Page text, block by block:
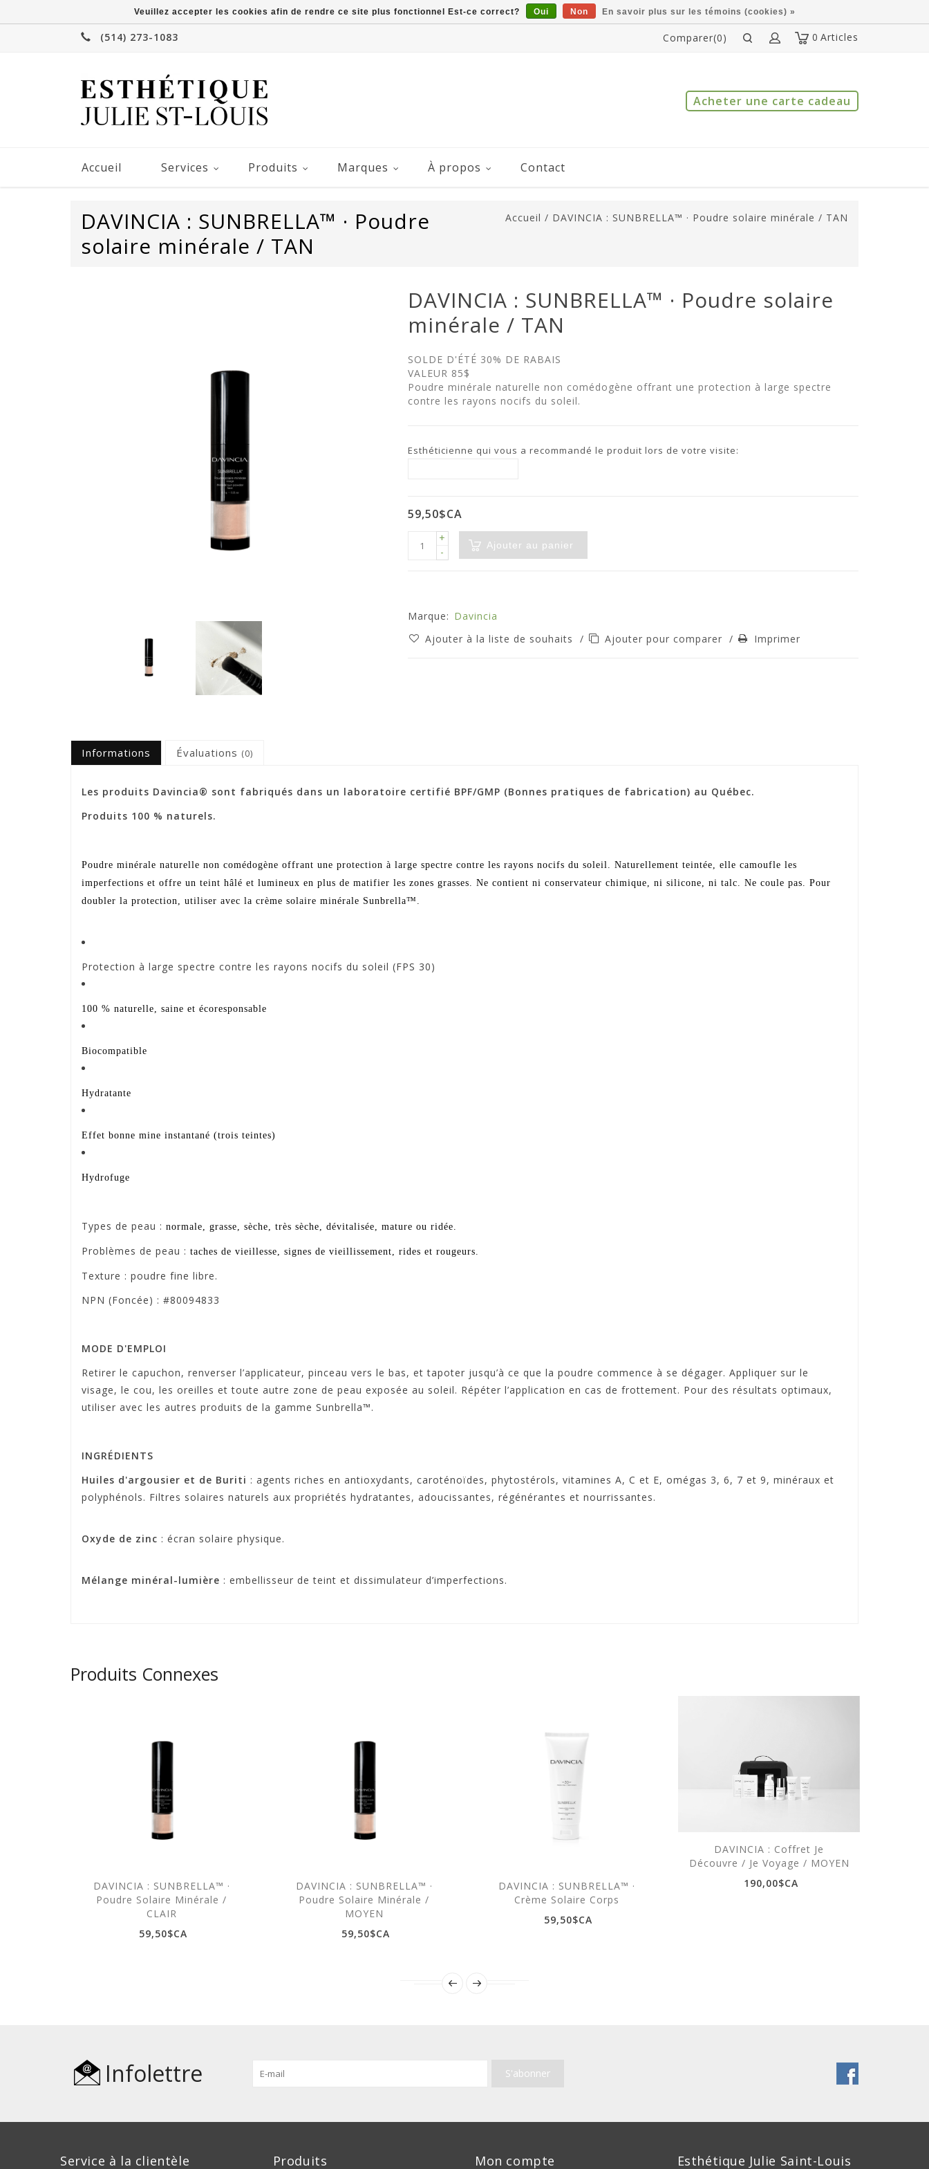
(514) 273-1083 0 Articles
Comparer(0)
Acheter une carte cadeau
Accueil Services Produits Marques À propos Contact
DAVINCIA : SUNBRELLA™ · Poudre
solaire minérale / TAN
Accueil / DAVINCIA : SUNBRELLA™ · Poudre solaire minérale / TAN
DAVINCIA : SUNBRELLA™ · Poudre solaire
minérale / TAN
SOLDE D'ÉTÉ 30% DE RABAIS
VALEUR 85$
Poudre minérale naturelle non comédogène offrant une protection à large spectre
contre les rayons nocifs du soleil.
Esthéticienne qui vous a recommandé le produit lors de votre visite:
59,50$CA
+
-
Ajouter au panier
Marque: Davincia
Ajouter à la liste de souhaits
/ Ajouter pour comparer / Imprimer
Informations Évaluations (0)
Les produits Davincia® sont fabriqués dans un laboratoire certifié BPF/GMP (Bonnes pratiques de fabrication) au Québec.
Produits 100 % naturels.
Poudre minérale naturelle non comédogène offrant une protection à large spectre contre les rayons nocifs du soleil. Naturellement teintée, elle camoufle les
imperfections et offre un teint hâlé et lumineux en plus de matifier les zones grasses. Ne contient ni conservateur chimique, ni silicone, ni talc. Ne coule pas. Pour
doubler la protection, utiliser avec la crème solaire minérale Sunbrella™.
Protection à large spectre contre les rayons nocifs du soleil (FPS 30)
100 % naturelle, saine et écoresponsable
Biocompatible
Hydratante
Effet bonne mine instantané (trois teintes)
Hydrofuge
Types de peau : normale, grasse, sèche, très sèche, dévitalisée, mature ou ridée.
Problèmes de peau : taches de vieillesse, signes de vieillissement, rides et rougeurs.
Texture : poudre fine libre.
NPN (Foncée) : #80094833
MODE D'EMPLOI
Retirer le capuchon, renverser l’applicateur, pinceau vers le bas, et tapoter jusqu’à ce que la poudre commence à se dégager. Appliquer sur le
visage, le cou, les oreilles et toute autre zone de peau exposée au soleil. Répéter l’application en cas de frottement. Pour des résultats optimaux,
utiliser avec les autres produits de la gamme Sunbrella™.
INGRÉDIENTS
Huiles d'argousier et de Buriti : agents riches en antioxydants, caroténoïdes, phytostérols, vitamines A, C et E, omégas 3, 6, 7 et 9, minéraux et
polyphénols. Filtres solaires naturels aux propriétés hydratantes, adoucissantes, régénérantes et nourrissantes.
Oxyde de zinc : écran solaire physique.
Mélange minéral-lumière : embellisseur de teint et dissimulateur d’imperfections.
Produits Connexes
DAVINCIA : SUNBRELLA™ ·
Poudre Solaire Minérale /
CLAIR
59,50$CA
DAVINCIA : SUNBRELLA™ ·
Poudre Solaire Minérale /
MOYEN
59,50$CA
DAVINCIA : SUNBRELLA™ ·
Crème Solaire Corps
59,50$CA
DAVINCIA : Coffret Je
Découvre / Je Voyage / MOYEN
190,00$CA
Infolettre
Service à la clientèle Produits Mon compte Esthétique Julie Saint-Louis
Veuillez accepter les cookies afin de rendre ce site plus fonctionnel Est-ce correct? Oui Non En savoir plus sur les témoins (cookies) »